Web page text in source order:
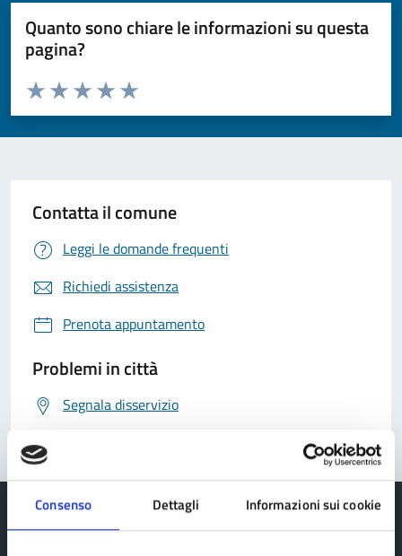
Consenso Dettagli Informazioni sui cookie
Quanto sono chiare le informazioni su questa
pagina?
Valuta da 1 a 5 stelle la pagina
Valuta 5 stelle su 5
Valuta 4 stelle su 5
Valuta 3 stelle su 5
Valuta 2 stelle su 5
Valuta 1 stelle su 5
Contatta il comune
Leggi le domande frequenti
Richiedi assistenza
Prenota appuntamento
Problemi in città
Segnala disservizio